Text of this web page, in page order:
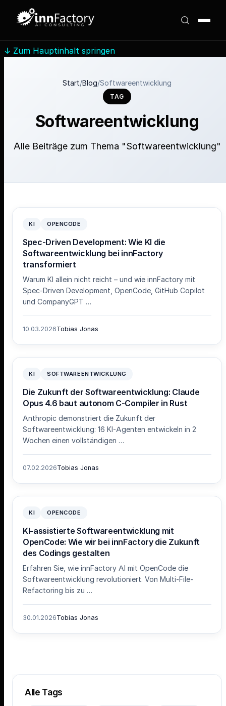
↓ Zum Hauptinhalt springen
Start/Blog/Softwareentwicklung
TAG
Softwareentwicklung
Alle Beiträge zum Thema "Softwareentwicklung"
KI OPENCODE
Spec-Driven Development: Wie KI die
Softwareentwicklung bei innFactory
transformiert
Warum KI allein nicht reicht – und wie innFactory mit
Spec-Driven Development, OpenCode, GitHub Copilot
und CompanyGPT …
10.03.2026Tobias Jonas
KI SOFTWAREENTWICKLUNG
Die Zukunft der Softwareentwicklung: Claude
Opus 4.6 baut autonom C-Compiler in Rust
Anthropic demonstriert die Zukunft der
Softwareentwicklung: 16 KI-Agenten entwickeln in 2
Wochen einen vollständigen …
07.02.2026Tobias Jonas
KI OPENCODE
KI-assistierte Softwareentwicklung mit
OpenCode: Wie wir bei innFactory die Zukunft
des Codings gestalten
Erfahren Sie, wie innFactory AI mit OpenCode die
Softwareentwicklung revolutioniert. Von Multi-File-
Refactoring bis zu …
30.01.2026Tobias Jonas
Alle Tags